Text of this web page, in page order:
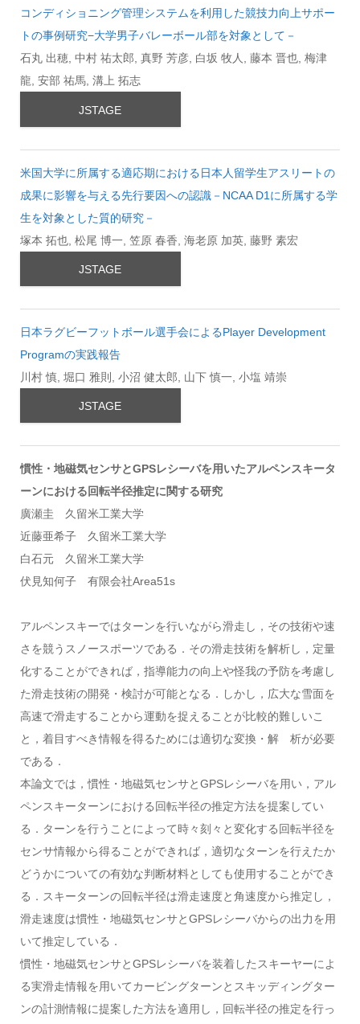
コンディショニング管理システムを利用した競技力向上サポー
トの事例研究−大学男子バレーボール部を対象として－
石丸 出穂, 中村 祐太郎, 真野 芳彦, 白坂 牧人, 藤本 晋也, 梅津
龍, 安部 祐馬, 溝上 拓志
JSTAGE
米国大学に所属する適応期における日本人留学生アスリートの
成果に影響を与える先行要因への認識－NCAA D1に所属する学
生を対象とした質的研究－
塚本 拓也, 松尾 博一, 笠原 春香, 海老原 加英, 藤野 素宏
JSTAGE
日本ラグビーフットボール選手会によるPlayer Development
Programの実践報告
川村 慎, 堀口 雅則, 小沼 健太郎, 山下 慎一, 小塩 靖崇
JSTAGE
慣性・地磁気センサとGPSレシーバを用いたアルペンスキータ
ーンにおける回転半径推定に関する研究
廣瀬圭 久留米工業大学
近藤亜希子 久留米工業大学
白石元 久留米工業大学
伏見知何子 有限会社Area51s
アルペンスキーではターンを行いながら滑走し，その技術や速
さを競うスノースポーツである．その滑走技術を解析し，定量
化することができれば，指導能力の向上や怪我の予防を考慮し
た滑走技術の開発・検討が可能となる．しかし，広大な雪面を
高速で滑走することから運動を捉えることが比較的難しいこ
と，着目すべき情報を得るためには適切な変換・解 析が必要
である．
本論文では，慣性・地磁気センサとGPSレシーバを用い，アル
ペンスキーターンにおける回転半径の推定方法を提案してい
る．ターンを行うことによって時々刻々と変化する回転半径を
センサ情報から得ることができれば，適切なターンを行えたか
どうかについての有効な判断材料としても使用することができ
る．スキーターンの回転半径は滑走速度と角速度から推定し，
滑走速度は慣性・地磁気センサとGPSレシーバからの出力を用
いて推定している．
慣性・地磁気センサとGPSレシーバを装着したスキーヤーによ
る実滑走情報を用いてカービングターンとスキッディングター
ンの計測情報に提案した方法を適用し，回転半径の推定を行っ